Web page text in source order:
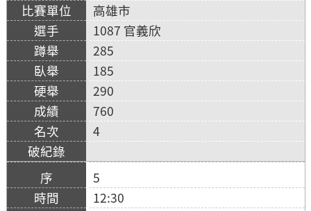
高雄市
1087 官義欣
285
185
290
760
4
5
12:30